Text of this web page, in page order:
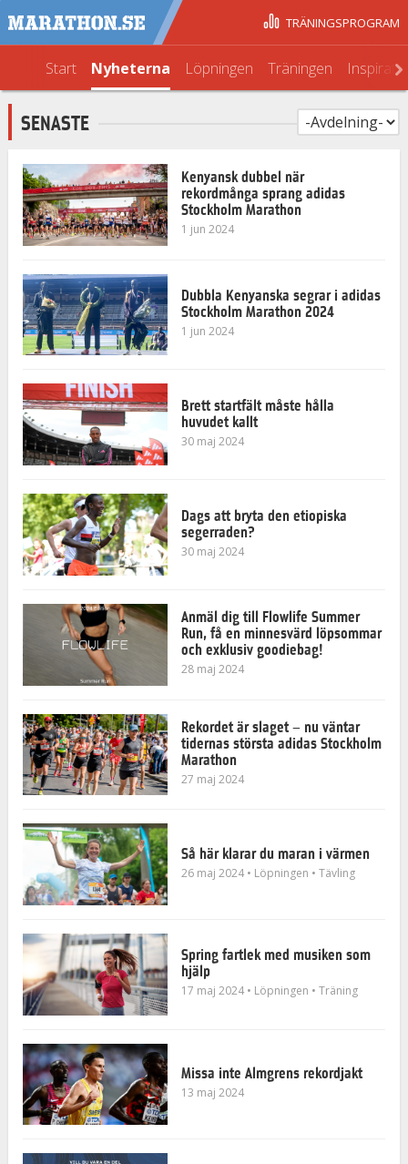
Start Nyheterna Löpningen Träningen
TRÄNINGSPROGRAM
SENASTE
Kenyansk dubbel när
rekordmånga sprang adidas
Stockholm Marathon
1 jun 2024
Dubbla Kenyanska segrar i adidas
Stockholm Marathon 2024
1 jun 2024
Brett startfält måste hålla
huvudet kallt
30 maj 2024
Dags att bryta den etiopiska
segerraden?
30 maj 2024
Anmäl dig till Flowlife Summer
Run, få en minnesvärd löpsommar
och exklusiv goodiebag!
28 maj 2024
Rekordet är slaget – nu väntar
tidernas största adidas Stockholm
Marathon
27 maj 2024
Så här klarar du maran i värmen
26 maj 2024 • Löpningen • Tävling
Spring fartlek med musiken som
hjälp
17 maj 2024 • Löpningen • Träning
Missa inte Almgrens rekordjakt
13 maj 2024